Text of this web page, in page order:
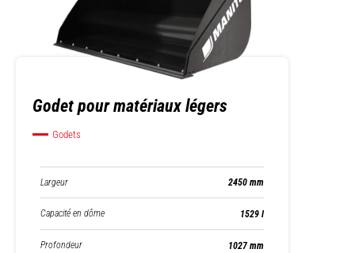
Godet pour matériaux légers
Godets
Largeur 2450 mm
Capacité en dôme 1529 l
Profondeur 1027 mm